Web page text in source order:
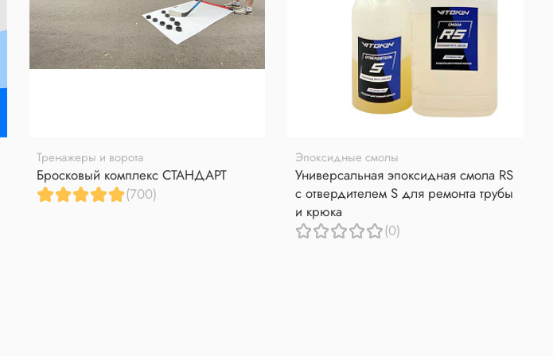
Тренажеры и ворота
Бросковый комплекс СТАНДАРТ
(700)
Эпоксидные смолы
Универсальная эпоксидная смола RS
с отвердителем S для ремонта трубы
и крюка
(0)